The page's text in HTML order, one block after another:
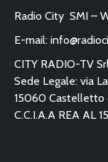
Radio City SMI –
E-mail:
CITY RADIO-TV
Sede Legale: via
15060 Castelletto
C.C.I.A.A REA AL